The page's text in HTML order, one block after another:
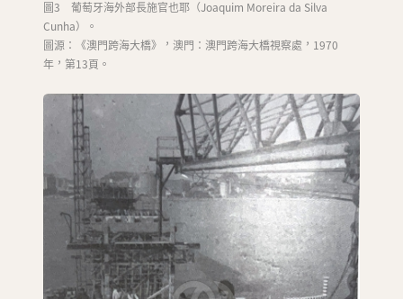
圖3 葡萄牙海外部長施官也耶（Joaquim Moreira da Silva
Cunha）。
圖源：《澳門跨海大橋》，澳門：澳門跨海大橋視察處，1970
年，第13頁。